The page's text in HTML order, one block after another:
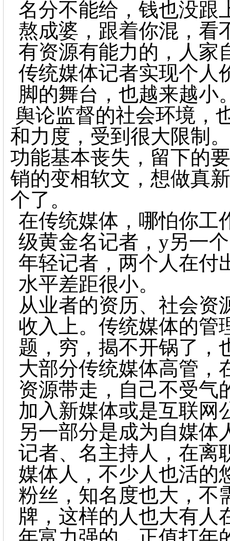
名分不能给，钱也没跟
熬成婆，跟着你混，看
有资源有能力的，人家
传统媒体记者实现个人
脚的舞台，也越来越小
舆论监督的社会环境，
和力度，受到很大限制
功能基本丧失，留下的
销的变相软文，想做真
个了。
在传统媒体，哪怕你工
级黄金名记者，y另一
年轻记者，两个人在付
水平差距很小。
从业者的资历、社会资
收入上。传统媒体的管
题，穷，揭不开锅了，
大部分传统媒体高管，
资源带走，自己不受气
加入新媒体或是互联网
另一部分是成为自媒体
记者、名主持人，在离
媒体人，不少人也活的
粉丝，知名度也大，不
牌，这样的人也大有人